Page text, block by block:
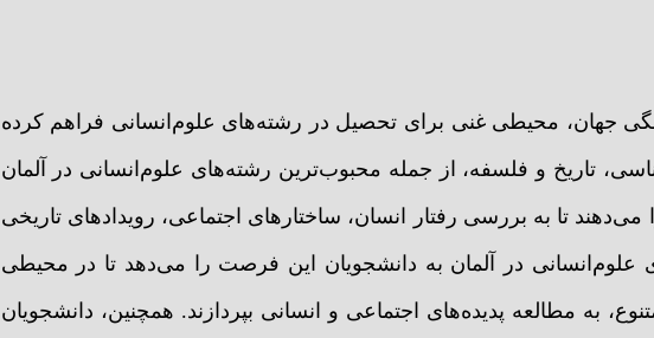
جهان، محیطی غنی برای تحصیل در رشته‌های علوم‌انسانی فراهم کرده
تاریخ و فلسفه، از جمله محبوب‌ترین رشته‌های علوم‌انسانی در آلمان
تا به بررسی رفتار انسان، ساختارهای اجتماعی، رویدادهای تاریخی
علوم‌انسانی در آلمان به دانشجویان این فرصت را می‌دهد تا در محیطی
به مطالعه پدیده‌های اجتماعی و انسانی بپردازند. همچنین، دانشجویان